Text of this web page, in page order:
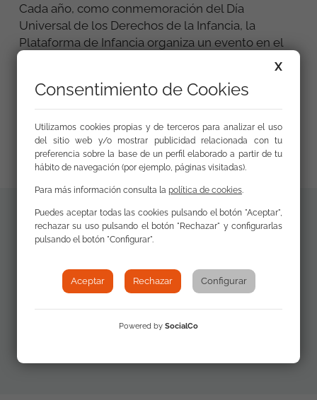
Cada año, como conmemoración del Día
Universal de los Derechos de la Infancia, la
Plataforma de Infancia organiza un evento en el
que exponer y trasladar las opiniones, demandas
torno a la aplicación de sus derechos, un espacio
que sirve como altavoz ante las personas adultas,
autoridades y entidades competentes en asuntos
que afectan a la infancia.
Materiales
propuestas de
niños y niñas en el
Día de la Infancia
2020 (PDF)
X
Consentimiento de Cookies
Utilizamos cookies propias y de terceros para analizar el uso
del sitio web y/o mostrar publicidad relacionada con tu
preferencia sobre la base de un perfil elaborado a partir de tu
hábito de navegación (por ejemplo, páginas visitadas).
Para más información consulta la política de cookies.
Puedes aceptar todas las cookies pulsando el botón "Aceptar",
rechazar su uso pulsando el botón "Rechazar" y configurarlas
pulsando el botón "Configurar".
Aceptar Rechazar Configurar
Powered by SocialCo